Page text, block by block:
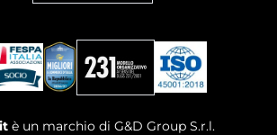
è un marchio di G&D Group S.r.l.